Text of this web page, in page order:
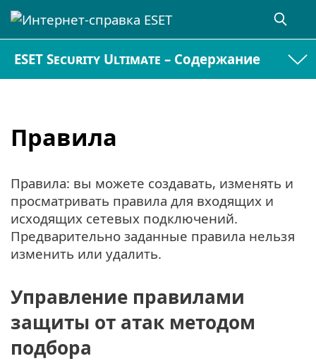
ESET Security Ultimate – Содержание
Правила
Правила: вы можете создавать, изменять и
просматривать правила для входящих и
исходящих сетевых подключений.
Предварительно заданные правила нельзя
изменить или удалить.
Управление правилами
защиты от атак методом
подбора